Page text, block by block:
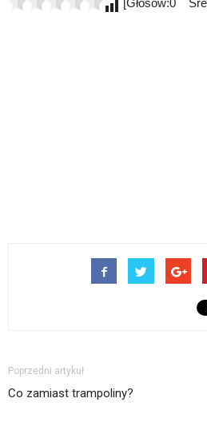
[Głosów:0
Poprzedni artykuł
Co zamiast trampoliny?